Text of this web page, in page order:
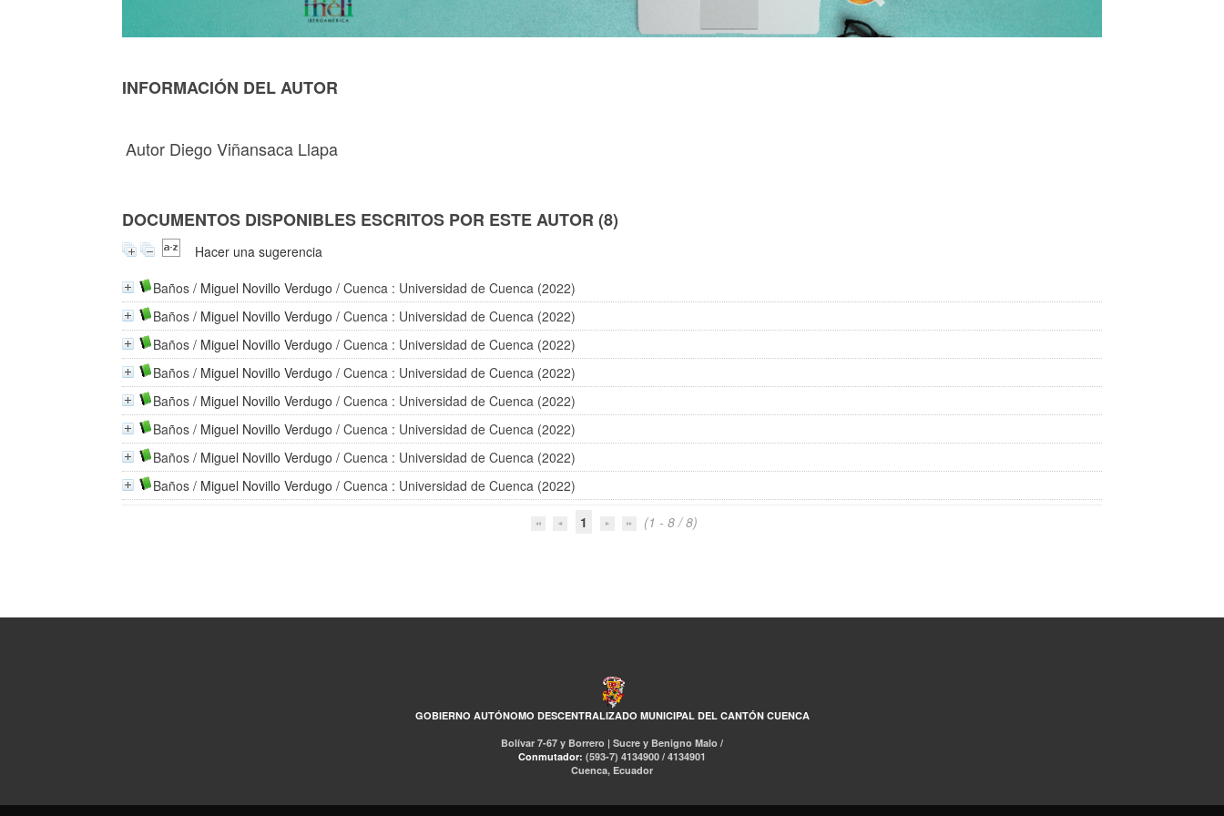
INFORMACIÓN DEL AUTOR
Autor Diego Viñansaca Llapa
DOCUMENTOS DISPONIBLES ESCRITOS POR ESTE AUTOR (8)
Hacer una sugerencia
Baños / Miguel Novillo Verdugo / Cuenca : Universidad de Cuenca (2022)
Baños / Miguel Novillo Verdugo / Cuenca : Universidad de Cuenca (2022)
Baños / Miguel Novillo Verdugo / Cuenca : Universidad de Cuenca (2022)
Baños / Miguel Novillo Verdugo / Cuenca : Universidad de Cuenca (2022)
Baños / Miguel Novillo Verdugo / Cuenca : Universidad de Cuenca (2022)
Baños / Miguel Novillo Verdugo / Cuenca : Universidad de Cuenca (2022)
Baños / Miguel Novillo Verdugo / Cuenca : Universidad de Cuenca (2022)
Baños / Miguel Novillo Verdugo / Cuenca : Universidad de Cuenca (2022)
1
(1 - 8 / 8)
GOBIERNO AUTÓNOMO DESCENTRALIZADO MUNICIPAL DEL CANTÓN CUENCA
Bolívar 7-67 y Borrero | Sucre y Benigno Malo /
Conmutador: (593-7) 4134900 / 4134901
Cuenca, Ecuador